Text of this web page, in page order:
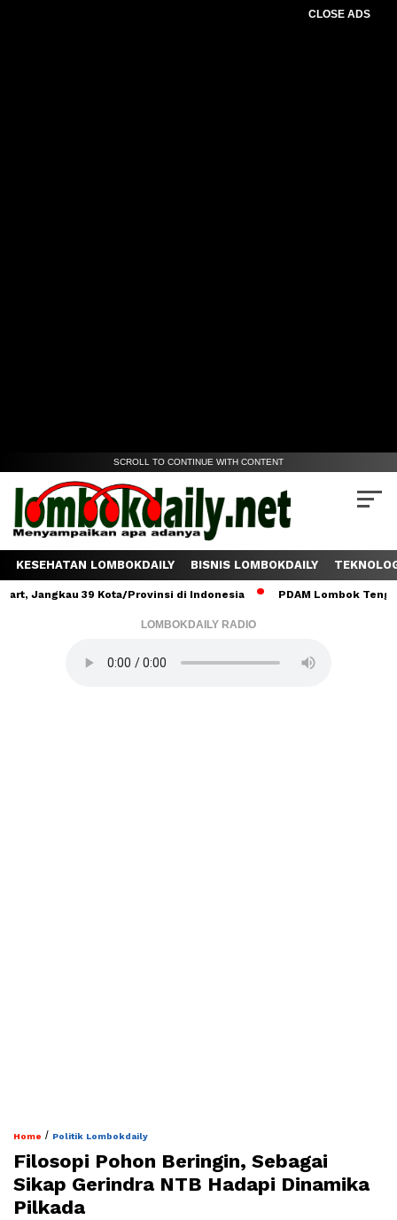
CLOSE ADS
SCROLL TO CONTINUE WITH CONTENT
KESEHATAN LOMBOKDAILY BISNIS LOMBOKDAILY
39 Kota/Provinsi di Indonesia PDAM Lombok Tengah
LOMBOKDAILY RADIO
Home / Politik Lombokdaily
Filosopi Pohon Beringin, Sebagai
Sikap Gerindra NTB Hadapi Dinamika
Pilkada